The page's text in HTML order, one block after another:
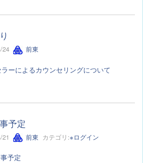
24 前東
ーによるカウンセリングについて
予定
21 前東 カテゴリ:※ログイン
予定